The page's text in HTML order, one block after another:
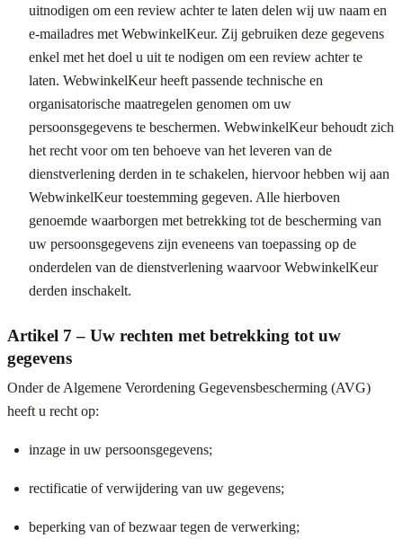
uitnodigen om een review achter te laten delen wij uw naam en
e-mailadres met WebwinkelKeur. Zij gebruiken deze gegevens
enkel met het doel u uit te nodigen om een review achter te
laten. WebwinkelKeur heeft passende technische en
organisatorische maatregelen genomen om uw
persoonsgegevens te beschermen. WebwinkelKeur behoudt zich
het recht voor om ten behoeve van het leveren van de
dienstverlening derden in te schakelen, hiervoor hebben wij aan
WebwinkelKeur toestemming gegeven. Alle hierboven
genoemde waarborgen met betrekking tot de bescherming van
uw persoonsgegevens zijn eveneens van toepassing op de
onderdelen van de dienstverlening waarvoor WebwinkelKeur
derden inschakelt.
Artikel 7 – Uw rechten met betrekking tot uw
gegevens
Onder de Algemene Verordening Gegevensbescherming (AVG)
heeft u recht op:
inzage in uw persoonsgegevens;
rectificatie of verwijdering van uw gegevens;
beperking van of bezwaar tegen de verwerking;